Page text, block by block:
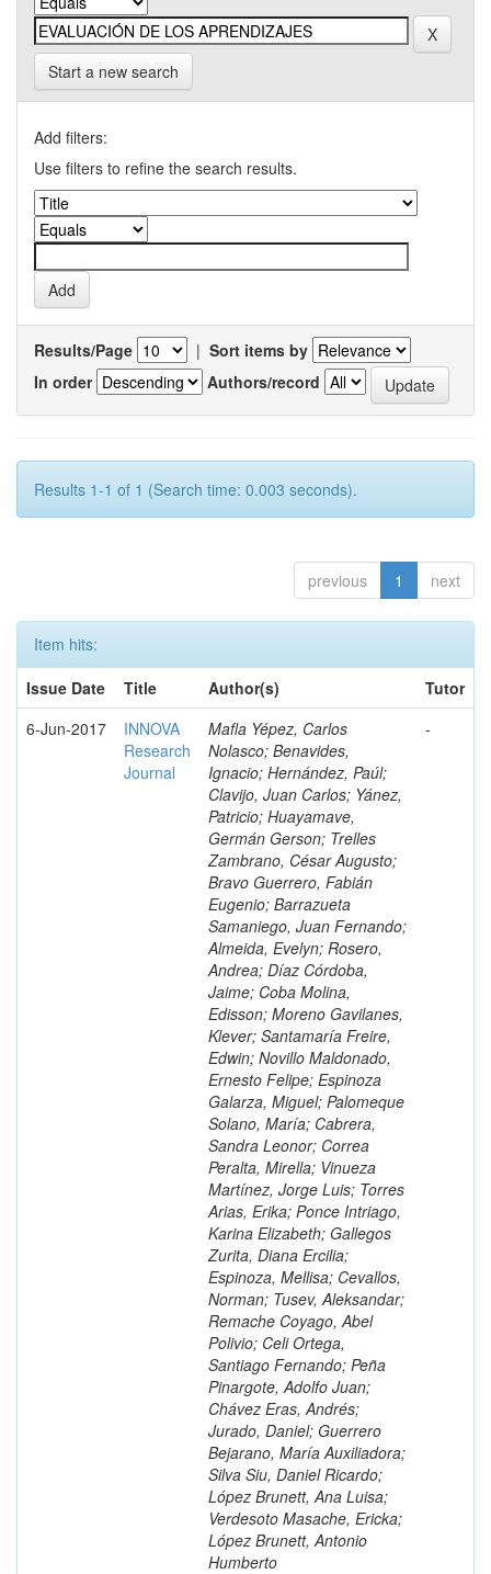
Start a new search
Add filters:
Use filters to refine the search results.
Results/Page | Sort items by
In order
Authors/record
Results 1-1 of 1 (Search time: 0.003 seconds).
previous 1 next
Item hits:
Issue Date
Title Author(s)
Tutor
6-Jun-2017
INNOVA
Research
Journal
Mafla Yépez, Carlos
Nolasco; Benavides,
Ignacio; Hernández, Paúl;
Clavijo, Juan Carlos; Yánez,
Patricio; Huayamave,
Germán Gerson; Trelles
Zambrano, César Augusto;
Bravo Guerrero, Fabián
Eugenio; Barrazueta
Samaniego, Juan Fernando;
Almeida, Evelyn; Rosero,
Andrea; Díaz Córdoba,
Jaime; Coba Molina,
Edisson; Moreno Gavilanes,
Klever; Santamaría Freire,
Edwin; Novillo Maldonado,
Ernesto Felipe; Espinoza
Galarza, Miguel; Palomeque
Solano, María; Cabrera,
Sandra Leonor; Correa
Peralta, Mirella; Vinueza
Martínez, Jorge Luis; Torres
Arias, Erika; Ponce Intriago,
Karina Elizabeth; Gallegos
Zurita, Diana Ercilia;
Espinoza, Mellisa; Cevallos,
Norman; Tusev, Aleksandar;
Remache Coyago, Abel
Polivio; Celi Ortega,
Santiago Fernando; Peña
Pinargote, Adolfo Juan;
Chávez Eras, Andrés;
Jurado, Daniel; Guerrero
Bejarano, María Auxiliadora;
Silva Siu, Daniel Ricardo;
López Brunett, Ana Luisa;
Verdesoto Masache, Ericka;
López Brunett, Antonio
Humberto
-